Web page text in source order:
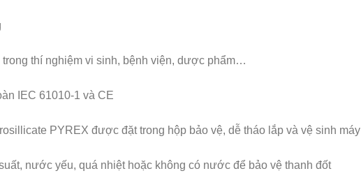
thí nghiệm vi sinh, bệnh viện, dược phẩm…
IEC 61010-1 và CE
PYREX được đặt trong hộp bảo vệ, dễ tháo lắp và vệ sinh máy
nước yếu, quá nhiệt hoặc không có nước để bảo vệ thanh đốt